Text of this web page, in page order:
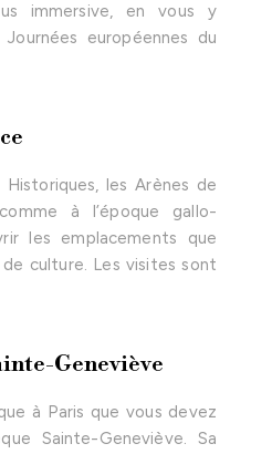
immersive, en vous y
européennes du
Historiques, les Arènes de
à l’époque gallo-
les emplacements que
culture. Les visites sont
Geneviève
à Paris que vous devez
Sainte-Geneviève. Sa